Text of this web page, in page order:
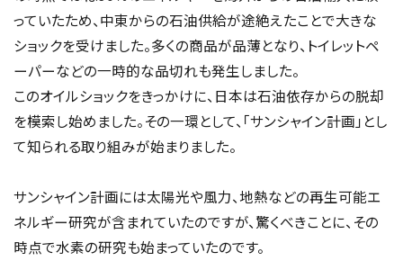
っていたため、中東からの石油供給が途絶えたことで大きな
ショックを受けました。多くの商品が品薄となり、トイレットペ
ーパーなどの一時的な品切れも発生しました。
このオイルショックをきっかけに、日本は石油依存からの脱却
を模索し始めました。その一環として、「サンシャイン計画」とし
て知られる取り組みが始まりました。
サンシャイン計画には太陽光や風力、地熱などの再生可能エ
ネルギー研究が含まれていたのですが、驚くべきことに、その
時点で水素の研究も始まっていたのです。